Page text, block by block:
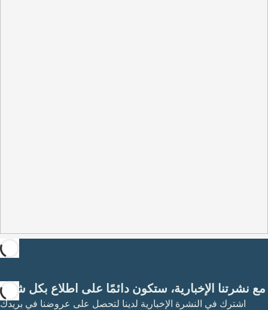
مع نشرتنا الإخبارية، ستكون دائمًا على اطلاع بكل شيء
اشترك في النشرة الإخبارية لدينا لتحصل على عروضنا في بريدك